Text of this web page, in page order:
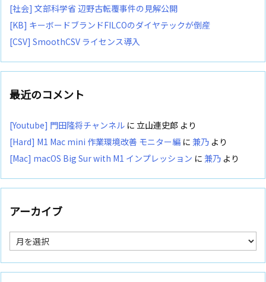
[社会] 文部科学省 辺野古転覆事件の見解公開
[KB] キーボードブランドFILCOのダイヤテックが倒産
[CSV] SmoothCSV ライセンス導入
最近のコメント
[Youtube] 門田隆将チャンネル に 立山連史郎 より
[Hard] M1 Mac mini 作業環境改善 モニター編 に 兼乃 より
[Mac] macOS Big Sur with M1 インプレッション に 兼乃 より
アーカイブ
ア
ー
カ
イ